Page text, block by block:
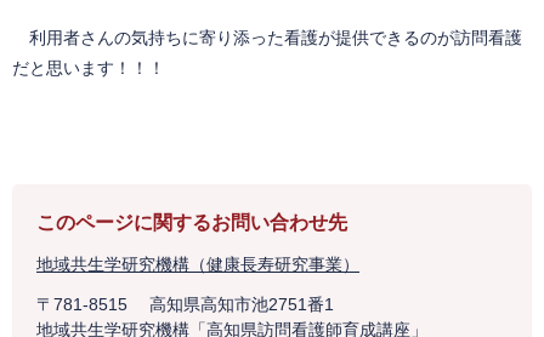
利用者さんの気持ちに寄り添った看護が提供できるのが訪問看護
だと思います！！！
このページに関するお問い合わせ先
地域共生学研究機構（健康長寿研究事業）
〒781-8515
高知県高知市池2751番1
地域共生学研究機構「高知県訪問看護師育成講座」